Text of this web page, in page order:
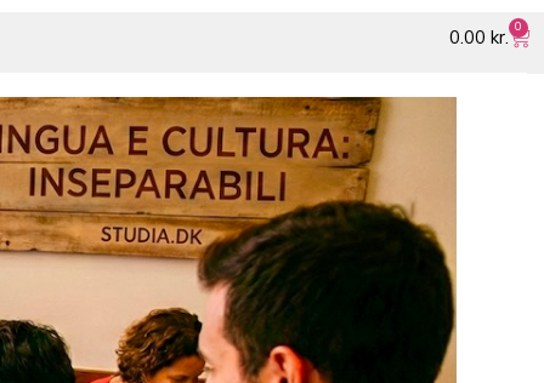
0.00 kr. 0